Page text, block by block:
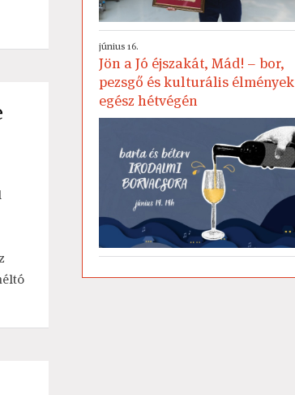
június 16.
Jön a Jó éjszakát, Mád! – bor,
pezsgő és kulturális élmények
egész hétvégén